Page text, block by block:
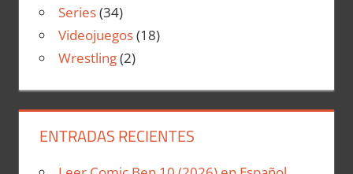
Series(34)
Videojuegos(18)
Wrestling(2)
ENTRADAS RECIENTES